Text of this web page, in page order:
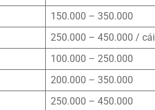
150.000 – 350.000
250.000 – 450.000 / cái
100.000 – 250.000
200.000 – 350.000
250.000 – 450.000